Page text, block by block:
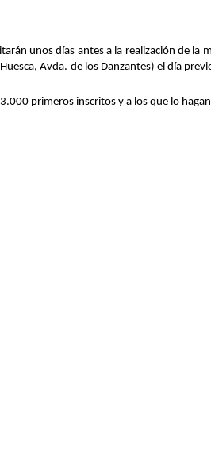
unos días antes a la realización de la
Avda. de los Danzantes) el día
primeros inscritos y a los que lo